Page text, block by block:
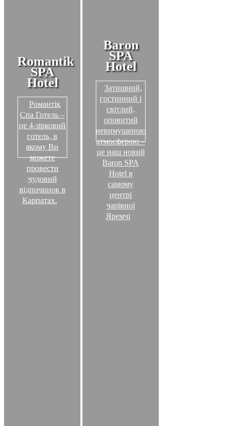
Romantik
SPA
Hotel
Романтік
Спа Готель –
це 4-зірковий
готель, в
якому Ви
можете
провести
чудовий
відпочинок в
Карпатах.
Baron
SPA
Hotel
Затишний,
гостинний і
світлий,
оповитий
невимушеною
атмосферою –
це наш новий
Baron SPA
Hotel в
самому
центрі
чарівної
Яремчі